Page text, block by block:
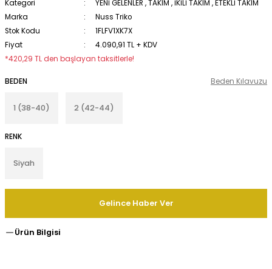
Kategori YENİ GELENLER ,TAKIM , İKİLİ TAKIM ,ETEKLİ TAKIM
Marka
Nuss Triko
Stok Kodu
1FLFV1XK7X
Fiyat
4.090,91 TL + KDV
*420,29 TL den başlayan taksitlerle!
BEDEN
1 (38-40) 2 (42-44)
RENK
Siyah
Beden Kılavuzu
Gelince Haber Ver
Ürün Bilgisi